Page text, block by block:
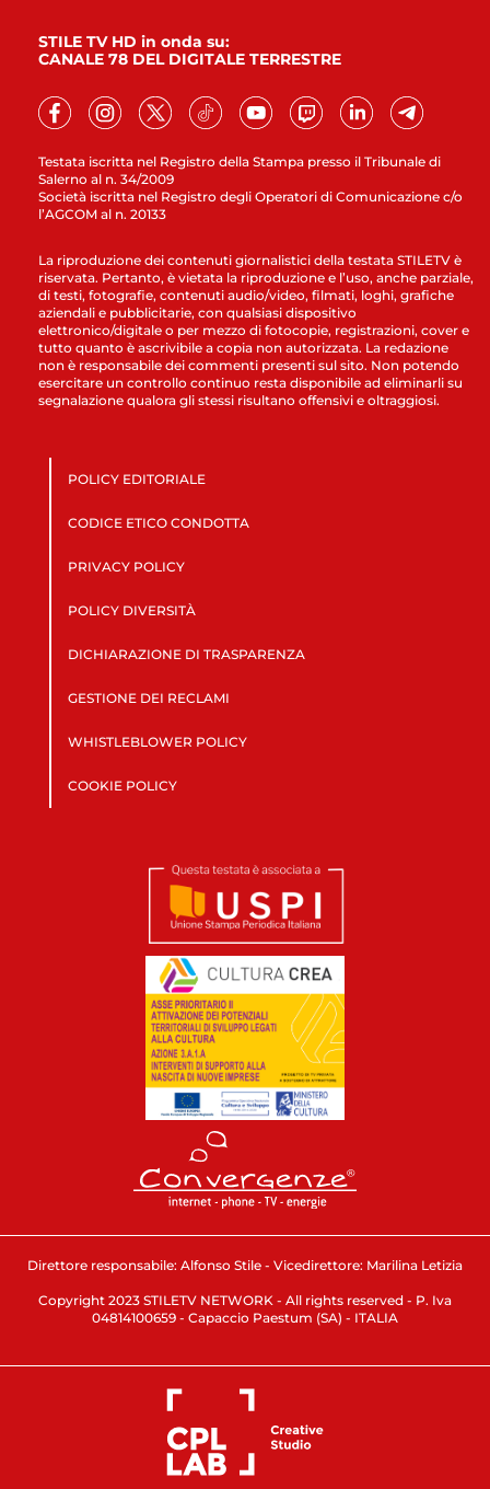
Testata iscritta nel Registro della Stampa presso il Tribunale di
Salerno al n. 34/2009
Società iscritta nel Registro degli Operatori di Comunicazione c/o
l’AGCOM al n. 20133
STILE TV HD in onda su:
CANALE 78 DEL DIGITALE TERRESTRE
La riproduzione dei contenuti giornalistici della testata STILETV è
riservata. Pertanto, è vietata la riproduzione e l’uso, anche parziale,
di testi, fotografie, contenuti audio/video, filmati, loghi, grafiche
aziendali e pubblicitarie, con qualsiasi dispositivo
elettronico/digitale o per mezzo di fotocopie, registrazioni, cover e
tutto quanto è ascrivibile a copia non autorizzata. La redazione
non è responsabile dei commenti presenti sul sito. Non potendo
esercitare un controllo continuo resta disponibile ad eliminarli su
segnalazione qualora gli stessi risultano offensivi e oltraggiosi.
POLICY EDITORIALE
CODICE ETICO CONDOTTA
PRIVACY POLICY
POLICY DIVERSITÀ
DICHIARAZIONE DI TRASPARENZA
GESTIONE DEI RECLAMI
WHISTLEBLOWER POLICY
COOKIE POLICY
Direttore responsabile: Alfonso Stile - Vicedirettore: Marilina Letizia
Copyright 2023 STILETV NETWORK - All rights reserved - P. Iva
04814100659 - Capaccio Paestum (SA) - ITALIA